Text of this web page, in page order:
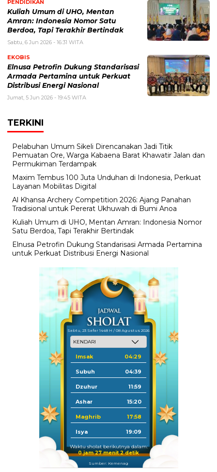
PENDIDIKAN
Kuliah Umum di UHO, Mentan
Amran: Indonesia Nomor Satu
Berdoa, Tapi Terakhir Bertindak
Sabtu, 6 Jun 2026 - 16:31 WITA
EKOBIS
Elnusa Petrofin Dukung Standarisasi
Armada Pertamina untuk Perkuat
Distribusi Energi Nasional
Jumat, 5 Jun 2026 - 19:45 WITA
TERKINI
Pelabuhan Umum Sikeli Direncanakan Jadi Titik
Pemuatan Ore, Warga Kabaena Barat Khawatir Jalan dan
Permukiman Terdampak
Maxim Tembus 100 Juta Unduhan di Indonesia, Perkuat
Layanan Mobilitas Digital
Al Khansa Archery Competition 2026: Ajang Panahan
Tradisional untuk Pererat Ukhuwah di Bumi Anoa
Kuliah Umum di UHO, Mentan Amran: Indonesia Nomor
Satu Berdoa, Tapi Terakhir Bertindak
Elnusa Petrofin Dukung Standarisasi Armada Pertamina
untuk Perkuat Distribusi Energi Nasional
Sabtu, 23 Safar 1448 H / 08 Agustus 2026
Imsak 04:29
Subuh 04:39
Dzuhur 11:59
Ashar 15:20
Maghrib 17:58
Isya 19:09
Waktu sholat berikutnya dalam:
0 jam 27 menit 2 detik
Sumber: Kemenag